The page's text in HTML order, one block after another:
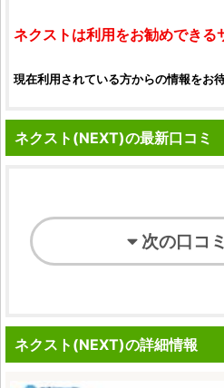
ネクスト は利用をお勧めできる
現在利用されている方からの情報をお
ネクスト(NEXT)の最新口コミ
次の口コ
ネクスト(NEXT)の詳細情報